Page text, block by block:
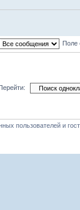
Поле
пользователей и